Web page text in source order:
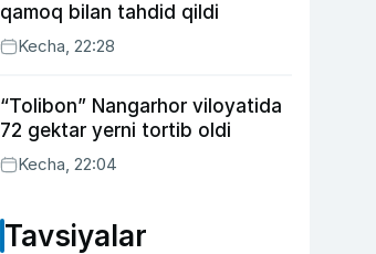
qamoq bilan tahdid qildi
Kecha, 22:28
“Tolibon” Nangarhor viloyatida
72 gektar yerni tortib oldi
Kecha, 22:04
Tavsiyalar